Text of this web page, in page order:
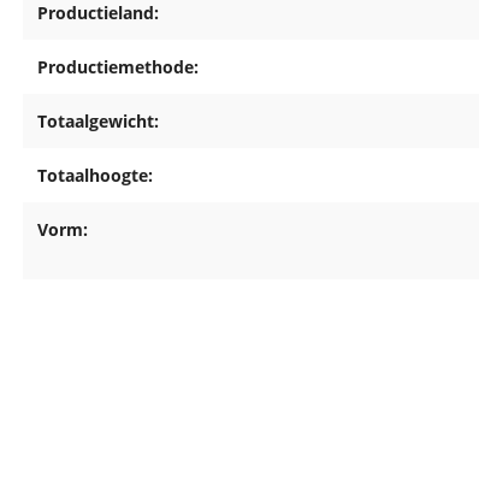
Productieland:
Productiemethode:
Totaalgewicht:
Totaalhoogte:
Vorm: